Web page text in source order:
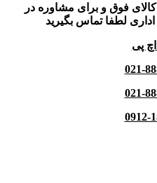
فوق و برای مشاوره در
لطفا تماس بگیرید
اچ پی
021-
021-
0912-